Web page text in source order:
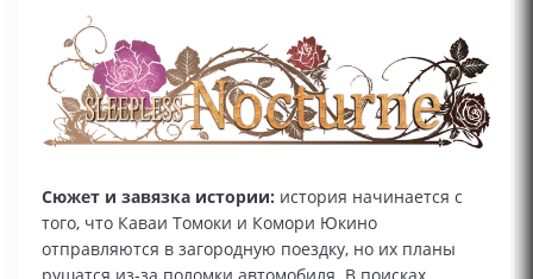
Сюжет и завязка истории: история начинается с
того, что Каваи Томоки и Комори Юкино
отправляются в загородную поездку, но их планы